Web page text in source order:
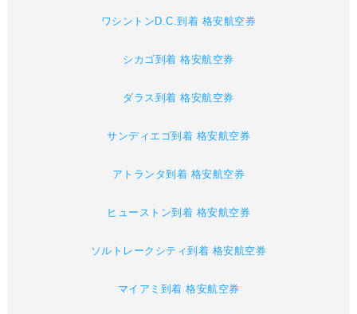
ワシントンD.C.到着 格安航空券
シカゴ到着 格安航空券
ダラス到着 格安航空券
サンディエゴ到着 格安航空券
アトランタ到着 格安航空券
ヒューストン到着 格安航空券
ソルトレークシティ到着 格安航空券
マイアミ到着 格安航空券